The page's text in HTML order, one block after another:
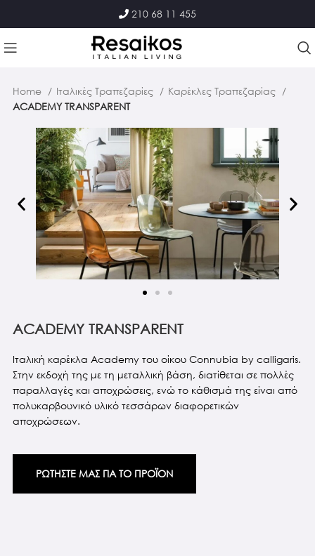
210 68 11 455
Home Ιταλικές Τραπεζαρίες
Καρέκλες Τραπεζαρίας
ACADEMY TRANSPARENT
ACADEMY TRANSPARENT
Ιταλική καρέκλα Αcademy του οίκου Connubia by calligaris.
Στην εκδοχή της με τη μεταλλική βάση, διατίθεται σε πολλές
παραλλαγές και αποχρώσεις, ενώ το κάθισμά της είναι από
πολυκαρβουνικό υλικό τεσσάρων διαφορετικών
αποχρώσεων.
ΡΩΤΗΣΤΕ ΜΑΣ ΓΙΑ ΤΟ ΠΡΟΪΟΝ